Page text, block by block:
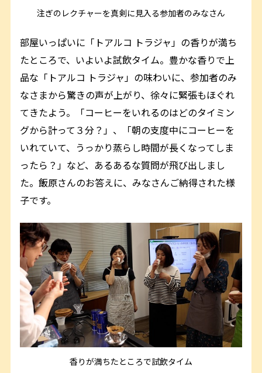
注ぎのレクチャーを真剣に見入る参加者のみなさん
部屋いっぱいに「トアルコ トラジャ」の香りが満ち
たところで、いよいよ試飲タイム。豊かな香りで上
品な「トアルコ トラジャ」の味わいに、参加者のみ
なさまから驚きの声が上がり、徐々に緊張もほぐれ
てきたよう。「コーヒーをいれるのはどのタイミン
グから計って３分？」、「朝の支度中にコーヒーを
いれていて、うっかり蒸らし時間が長くなってしま
ったら？」など、あるあるな質問が飛び出しまし
た。飯原さんのお答えに、みなさんご納得された様
子です。
香りが満ちたところで試飲タイム